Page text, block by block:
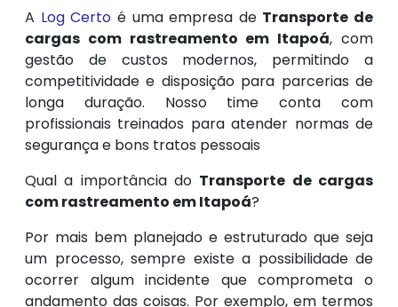
A Log Certo é uma empresa de Transporte de
cargas com rastreamento em Itapoá, com
gestão de custos modernos, permitindo a
competitividade e disposição para parcerias de
longa duração. Nosso time conta com
profissionais treinados para atender normas de
segurança e bons tratos pessoais
Qual a importância do Transporte de cargas
com rastreamento em Itapoá?
Por mais bem planejado e estruturado que seja
um processo, sempre existe a possibilidade de
ocorrer algum incidente que comprometa o
andamento das coisas. Por exemplo, em termos